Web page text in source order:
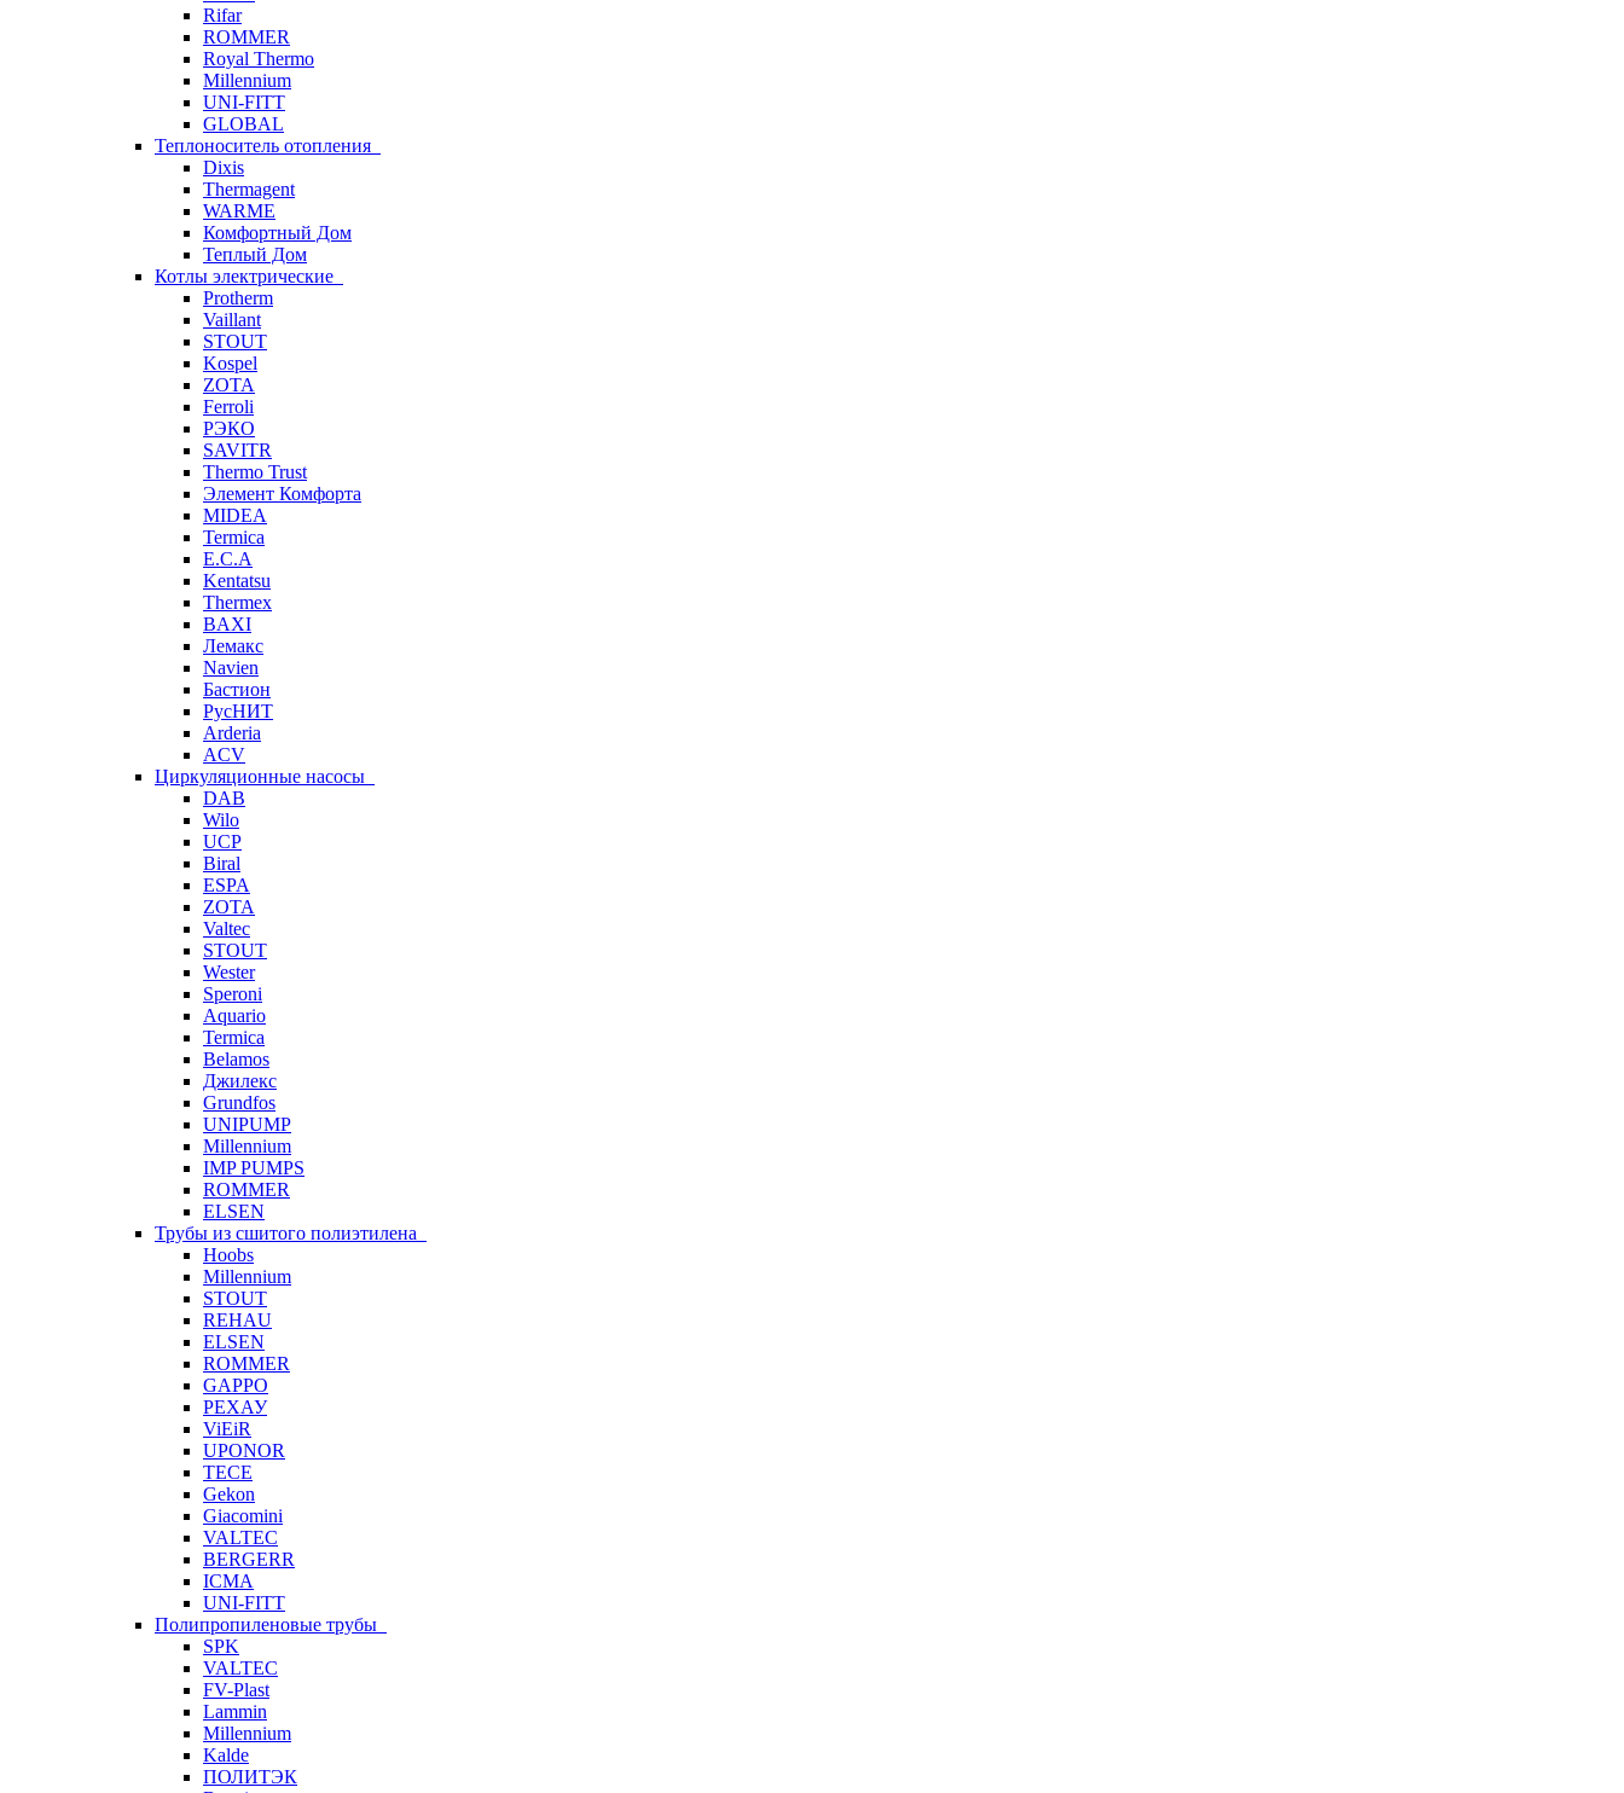
Rifar
ROMMER
Royal Thermo
Millennium
UNI-FITT
GLOBAL
Теплоноситель отопления
Dixis
Thermagent
WARME
Комфортный Дом
Теплый Дом
Котлы электрические
Protherm
Vaillant
STOUT
Kospel
ZOTA
Ferroli
РЭКО
SAVITR
Thermo Trust
Элемент Комфорта
MIDEA
Termica
E.C.A
Kentatsu
Thermex
BAXI
Лемакс
Navien
Бастион
РусНИТ
Arderia
ACV
Циркуляционные насосы
DAB
Wilo
UCP
Biral
ESPA
ZOTA
Valtec
STOUT
Wester
Speroni
Aquario
Termica
Belamos
Джилекс
Grundfos
UNIPUMP
Millennium
IMP PUMPS
ROMMER
ELSEN
Трубы из сшитого полиэтилена
Hoobs
Millennium
STOUT
REHAU
ELSEN
ROMMER
GAPPO
РЕХАУ
ViEiR
UPONOR
TECE
Gekon
Giacomini
VALTEC
BERGERR
ICMA
UNI-FITT
Полипропиленовые трубы
SPK
VALTEC
FV-Plast
Lammin
Millennium
Kalde
ПОЛИТЭК